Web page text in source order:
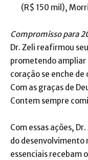
(R$ 150 mil),
Compromisso para
Dr. Zeli reafirmou
prometendo ampliar
coração se enche
Com as graças de
Contem sempre
Com essas ações,
do desenvolvimento
essenciais recebam